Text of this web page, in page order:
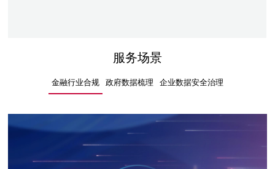
服务场景
金融行业合规 政府数据梳理 企业数据安全治理